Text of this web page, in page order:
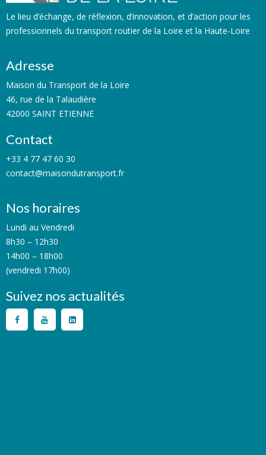
Le lieu d’échange, de réflexion, d’innovation, et d’action pour les
professionnels du transport routier de la Loire et la Haute-Loire
Adresse
Maison du Transport de la Loire
46, rue de la Talaudière
42000 SAINT ETIENNE
Contact
+33 4 77 47 60 30
contact@maisondutransport.fr
Nos horaires
Lundi au Vendredi
8h30 – 12h30
14h00 – 18h00
(vendredi 17h00)
Suivez nos actualités